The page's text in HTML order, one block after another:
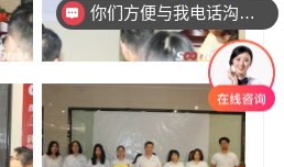
我们是做家具，想咨询一下ERP MES CRM